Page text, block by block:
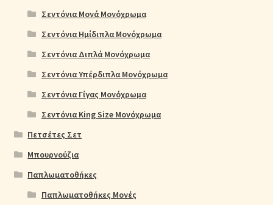
Σεντόνια Μονά Μονόχρωμα
Σεντόνια Ημίδιπλα Μονόχρωμα
Σεντόνια Διπλά Μονόχρωμα
Σεντόνια Υπέρδιπλα Μονόχρωμα
Σεντόνια Γίγας Μονόχρωμα
Σεντόνια King Size Μονόχρωμα
Πετσέτες Σετ
Μπουρνούζια
Παπλωματοθήκες
Παπλωματοθήκες Μονές